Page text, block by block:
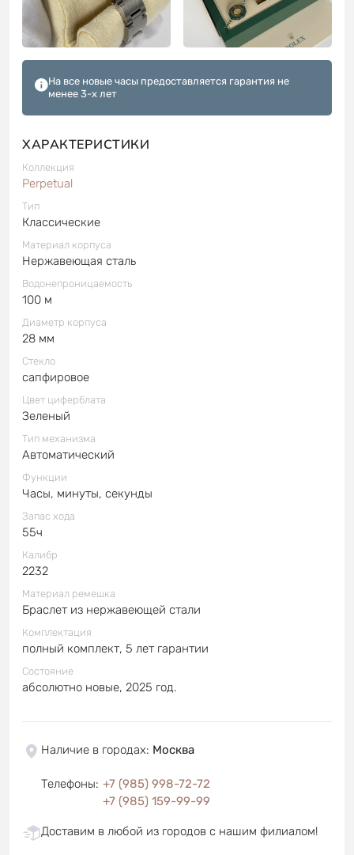
На все новые часы предоставляется гарантия не
менее 3-х лет
ХАРАКТЕРИСТИКИ
Коллекция
Perpetual
Тип
Классические
Материал корпуса
Нержавеющая сталь
Водонепроницаемость
100 м
Диаметр корпуса
28 мм
Стекло
сапфировое
Цвет циферблата
Зеленый
Тип механизма
Автоматический
Функции
Часы, минуты, секунды
Запас хода
55ч
Калибр
2232
Материал ремешка
Браслет из нержавеющей стали
Комплектация
полный комплект, 5 лет гарантии
Состояние
абсолютно новые, 2025 год.
Наличие в городах: Москва
Телефоны: +7 (985) 998-72-72
+7 (985) 159-99-99
Доставим в любой из городов с нашим филиалом!